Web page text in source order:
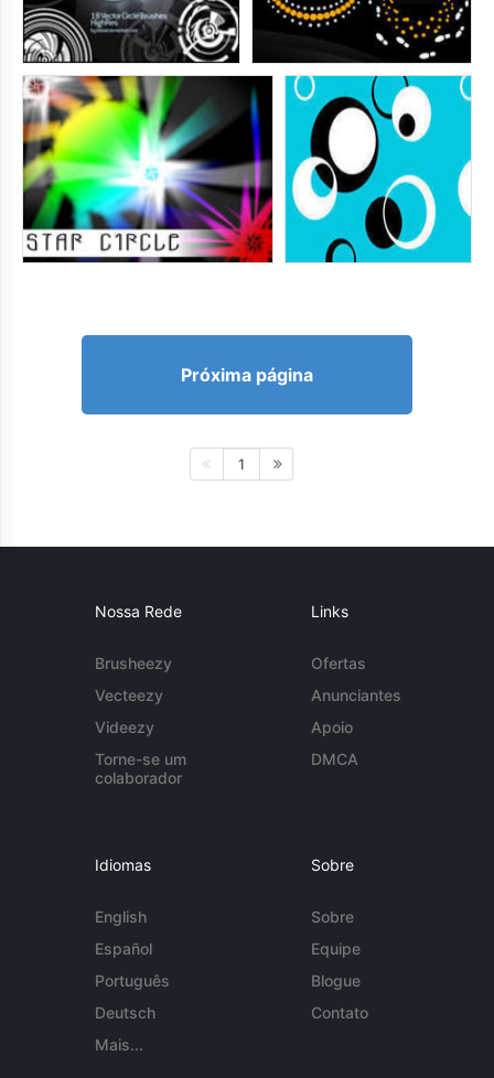
Próxima página
1
Nossa Rede
Brusheezy
Vecteezy
Videezy
Torne-se um
colaborador
Links
Ofertas
Anunciantes
Apoio
DMCA
Idiomas
English
Español
Português
Deutsch
Mais...
Sobre
Sobre
Equipe
Blogue
Contato